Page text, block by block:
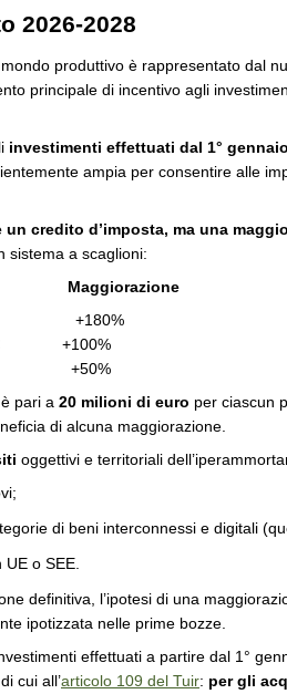
2026-2028
produttivo è rappresentato dal
principale di incentivo agli
investimenti effettuati dal 1°
ampia per consentire alle
un credito d’imposta, ma una
sistema a scaglioni:
Maggiorazione
€ +180%
€ +100%
€ +50%
pari a 20 milioni di euro per ciascun
di alcuna maggiorazione.
oggettivi e territoriali
di beni interconnessi e digitali
o SEE.
definitiva, l’ipotesi di una
ipotizzata nelle prime bozze.
effettuati a partire dal 1°
cui all’articolo 109 del Tuir: per gli